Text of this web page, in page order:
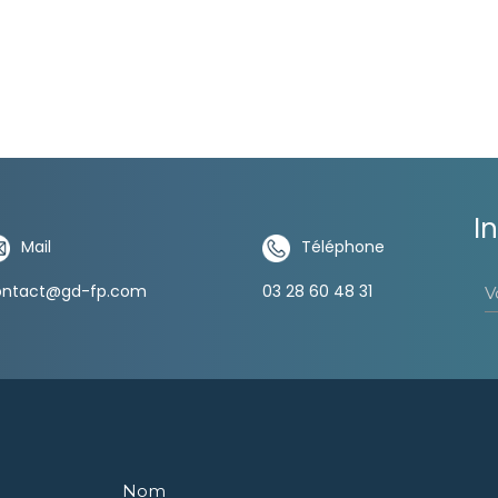
Mail
fp.com
Téléphone
03 28 60 48 31
Nom